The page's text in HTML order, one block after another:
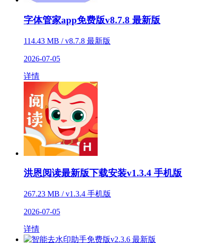
字体管家app免费版v8.7.8 最新版
114.43 MB / v8.7.8 最新版
2026-07-05
详情
洪恩阅读最新版下载安装v1.3.4 手机版
267.23 MB / v1.3.4 手机版
2026-07-05
详情